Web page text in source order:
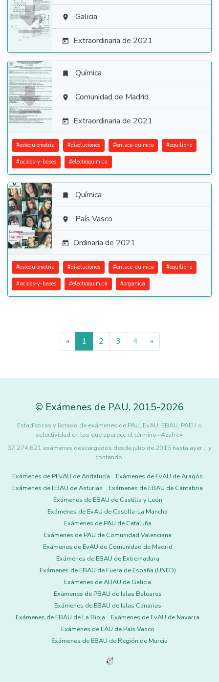
  Galicia
 Extraordinaria de 2021

 Química
 Comunidad de Madrid
 Extraordinaria de 2021
#estequiometria #disoluciones #enlace-quimico #equilibrio
#acidos-y-bases #electroquimica

 Química
 País Vasco
 Ordinaria de 2021
#estequiometria #disoluciones #enlace-quimico #equilibrio
#acidos-y-bases #electroquimica #organica
« 1 2 3 4 »
© Exámenes de PAU, 2015-2026
Estadísticas y listado de exámenes de PAU, EvAU, EBAU, PAEU o
selectividad en los que aparece el término «Azufre».
37.274.621 exámenes descargados desde julio de 2015 hasta ayer... y
contando.
Exámenes de PEvAU de Andalucía
Exámenes de EvAU de Aragón
Exámenes de EBAU de Asturias
Exámenes de EBAU de Cantabria
Exámenes de EBAU de Castilla y León
Exámenes de EvAU de Castilla-La Mancha
Exámenes de PAU de Cataluña
Exámenes de PAU de Comunidad Valenciana
Exámenes de EvAU de Comunidad de Madrid
Exámenes de EBAU de Extremadura
Exámenes de EBAU de Fuera de España (UNED)
Exámenes de ABAU de Galicia
Exámenes de PBAU de Islas Baleares
Exámenes de EBAU de Islas Canarias
Exámenes de EBAU de La Rioja
Exámenes de EvAU de Navarra
Exámenes de EAU de País Vasco
Exámenes de EBAU de Región de Murcia